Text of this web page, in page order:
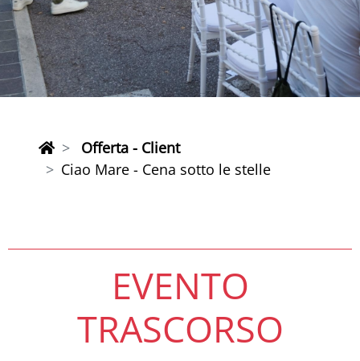
Offerta - Client
Ciao Mare - Cena sotto le stelle
EVENTO
TRASCORSO